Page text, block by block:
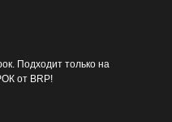
Подходит только на
от BRP!